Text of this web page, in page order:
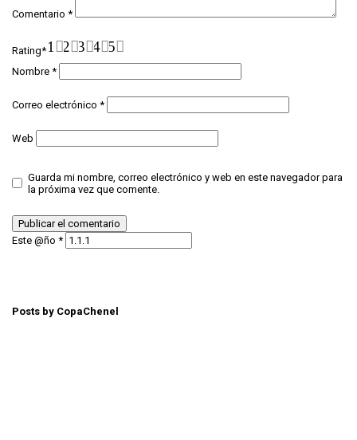
Comentario *
Rating* 5
4
3
2
1
Nombre *
Correo electrónico *
Web
Guarda mi nombre, correo electrónico y web en este navegador para
la próxima vez que comente.
Este @ño *
Posts by CopaChenel